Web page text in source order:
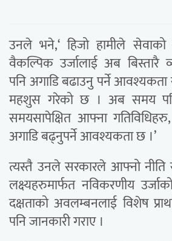
उनले भने,‘ हिजो हामीले
वैकल्पिक उर्जालाई अब बिस्तारै
पनि अगाडि बढाउनु पर्ने
महशुस गरेको छ । अब समय
समयसापेक्षित आफ्ना
अगाडि बढ्नुपर्ने आवश्यकता छ ।’
त्यस्तै उनले सरकारले आफ्नो नीति
लक्ष्यहरुमार्फत नविकरणीय
दक्षताको अवलम्बनलाई विशेष
पनि जानकारी गराए ।